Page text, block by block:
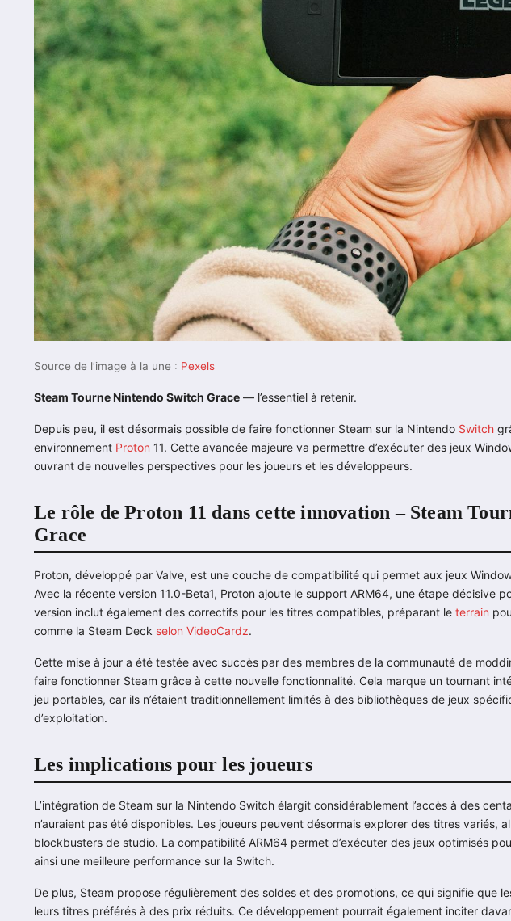
Source de l’image à la une : Pexels
Steam Tourne Nintendo Switch Grace — l’essentiel à retenir.
Depuis peu, il est désormais possible de faire fonctionner Steam sur la Nintendo Switch
environnement Proton 11. Cette avancée majeure va permettre d’exécuter des jeux
ouvrant de nouvelles perspectives pour les joueurs et les développeurs.
Le rôle de Proton 11 dans cette innovation – Steam
Grace
Proton, développé par Valve, est une couche de compatibilité qui permet aux jeux
Avec la récente version 11.0-Beta1, Proton ajoute le support ARM64, une étape décisive
version inclut également des correctifs pour les titres compatibles, préparant le terrain
comme la Steam Deck selon VideoCardz.
Cette mise à jour a été testée avec succès par des membres de la communauté de
faire fonctionner Steam grâce à cette nouvelle fonctionnalité. Cela marque un tournant
jeu portables, car ils n’étaient traditionnellement limités à des bibliothèques de jeux
d’exploitation.
Les implications pour les joueurs
L’intégration de Steam sur la Nintendo Switch élargit considérablement l’accès à des
n’auraient pas été disponibles. Les joueurs peuvent désormais explorer des titres variés,
blockbusters de studio. La compatibilité ARM64 permet d’exécuter des jeux optimisés
ainsi une meilleure performance sur la Switch.
De plus, Steam propose régulièrement des soldes et des promotions, ce qui signifie que
leurs titres préférés à des prix réduits. Ce développement pourrait également inciter